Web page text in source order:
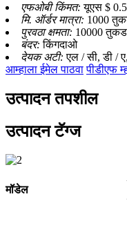
एफओबी किंमत:यूएस $
मि. ऑर्डर मात्रा: 1000
पुरवठा क्षमता: 10000
बंदर:किंगदाओ
देयक अटी:एल / सी, डी /
आम्हाला ईमेल पाठवा पीडीएफ
उत्पादन तपशील
उत्पादन टॅग्ज
मॉडेल